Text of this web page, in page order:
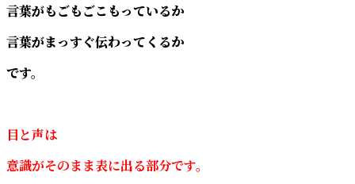
言葉がもごもごこもっているか
言葉がまっすぐ伝わってくるか
です。
目と声は
意識がそのまま表に出る部分です。